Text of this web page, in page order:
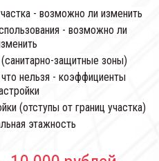
- возможно ли изменить
- возможно ли
(санитарно-защитные зоны)
нельзя - коэффициенты
(отступы от границ участка)
этажность